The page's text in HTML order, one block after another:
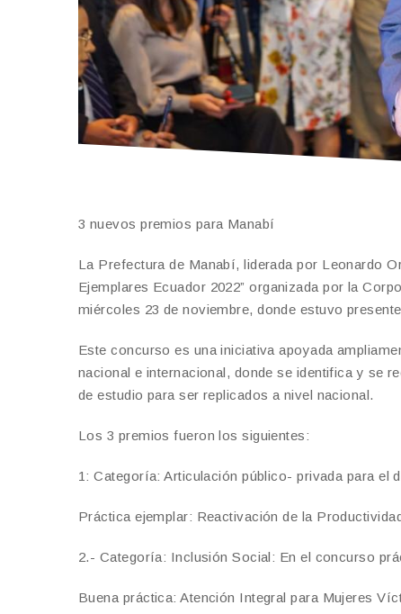
3 nuevos premios para Manabí
La Prefectura de Manabí, liderada por Leonardo
Ejemplares Ecuador 2022” organizada por la
miércoles 23 de noviembre, donde estuvo
Este concurso es una iniciativa apoyada
nacional e internacional, donde se identifica y se
de estudio para ser replicados a nivel nacional.
Los 3 premios fueron los siguientes:
1: Categoría: Articulación público- privada para el
Práctica ejemplar: Reactivación de la
2.- Categoría: Inclusión Social: En el concurso
Buena práctica: Atención Integral para Mujeres